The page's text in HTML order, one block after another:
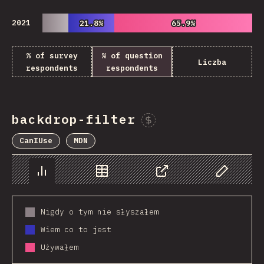
2021 21.8%
21.8% 65.9%
65.9%
% of survey
respondents
% of question
respondents
Liczba
backdrop-filter
CanIUse MDN
Chart Data Share Customize
Nigdy o tym nie słyszałem
Wiem co to jest
Używałem